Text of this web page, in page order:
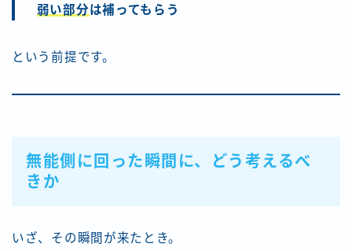
弱い部分は補ってもらう
という前提です。
無能側に回った瞬間に、どう考えるべ
きか
いざ、その瞬間が来たとき。